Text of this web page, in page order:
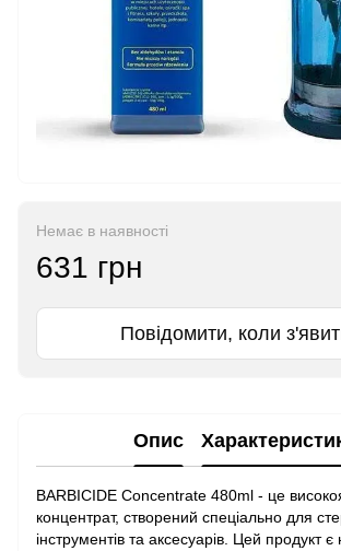
Немає в наявності
631 грн
Повідомити, коли
Опис
BARBICIDE Concentrate 480ml - це
концентрат, створений спеціально для
інструментів та аксесуарів. Цей продукт є